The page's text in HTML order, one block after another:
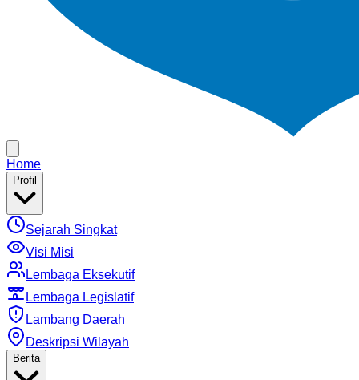
Home
Profil
Sejarah Singkat
Visi Misi
Lembaga Eksekutif
Lembaga Legislatif
Lambang Daerah
Deskripsi Wilayah
Berita